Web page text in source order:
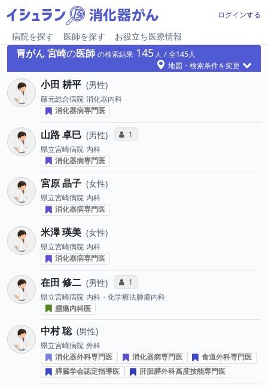
ログインする
病院を探す 医師を探す お役立ち医療情報
胃がん宮崎の医師 の検索結果 145 145
地図・検索条件を変更
小田 耕平 男性
藤元総合病院 消化器内科
消化器病専門医
山路 卓巳 男性 コミュニケーション・タイプ投票数
1
県立宮崎病院 内科
消化器病専門医
宮原 晶子 女性
県立宮崎病院 内科
消化器病専門医
米澤 瑛美 女性
県立宮崎病院 内科
消化器病専門医
在田 修二 男性 コミュニケーション・タイプ投票数
1
県立宮崎病院 内科・化学療法腫瘍内科
腫瘍内科医
中村 聡 男性
県立宮崎病院 外科
消化器外科専門医
消化器病専門医
食道外科専門医
膵臓学会認定指導医
肝胆膵外科高度技能専門医